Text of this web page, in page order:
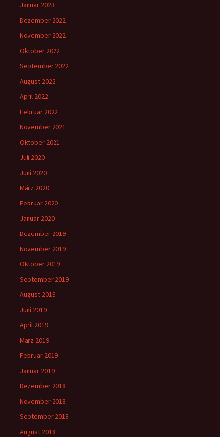
Januar 2023
Dezember 2022
November 2022
Oktober 2022
September 2022
August 2022
April 2022
Februar 2022
November 2021
Oktober 2021
Juli 2020
Juni 2020
März 2020
Februar 2020
Januar 2020
Dezember 2019
November 2019
Oktober 2019
September 2019
August 2019
Juni 2019
April 2019
März 2019
Februar 2019
Januar 2019
Dezember 2018
November 2018
September 2018
August 2018